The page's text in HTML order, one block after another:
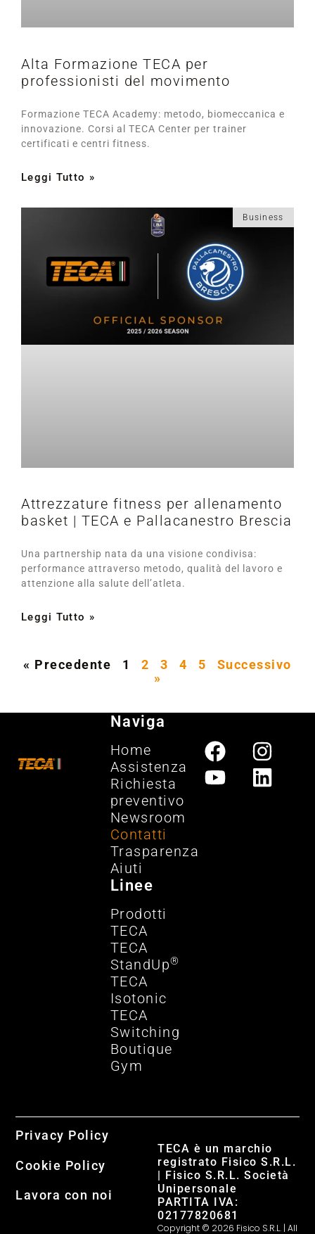
Alta Formazione TECA per
professionisti del movimento
Formazione TECA Academy: metodo, biomeccanica e
innovazione. Corsi al TECA Center per trainer
certificati e centri fitness.
Leggi Tutto »
Business
Attrezzature fitness per allenamento
basket | TECA e Pallacanestro Brescia
Una partnership nata da una visione condivisa:
performance attraverso metodo, qualità del lavoro e
attenzione alla salute dell’atleta.
Leggi Tutto »
« Precedente 1 2 3 4 5
Successivo
»
Naviga
Home
Assistenza
Richiesta
preventivo
Newsroom
Contatti
Trasparenza
Aiuti
Linee
Prodotti
TECA
TECA
StandUp®
TECA
Isotonic
TECA
Switching
Boutique
Gym
TECA è un marchio
registrato Fisico S.R.L.
| Fisico S.R.L. Società
Unipersonale
PARTITA IVA:
02177820681
Copyright © 2026 Fisico S.R.L. | All
Privacy Policy
Cookie Policy
Lavora con noi